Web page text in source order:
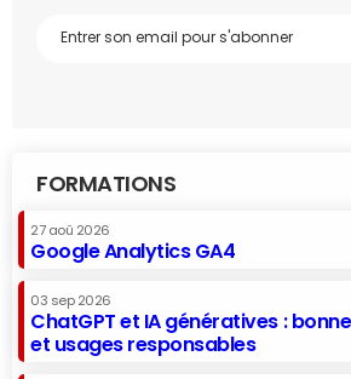
FORMATIONS
27 aoû 2026
Google Analytics GA4
03 sep 2026
ChatGPT et IA génératives :
et usages responsables